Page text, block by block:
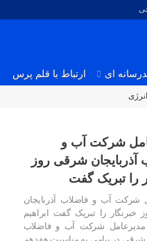
ای ارتباط با قلم پرس
شرکت آب و
آذربایجان شرقی روز
را تبریک گفت
شرکت آب و فاضلاب آذربایجان
خبرنگار را تبریک گفت ابراهیم
مدیرعامل شرکت آب و فاضلاب